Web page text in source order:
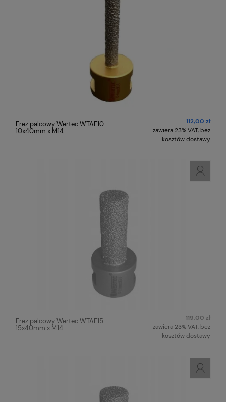
Frez palcowy Wertec WTAF10
10x40mm x M14
112,00 zł
zawiera 23% VAT, bez
kosztów dostawy
Frez palcowy Wertec WTAF15
15x40mm x M14
119,00 zł
zawiera 23% VAT, bez
kosztów dostawy